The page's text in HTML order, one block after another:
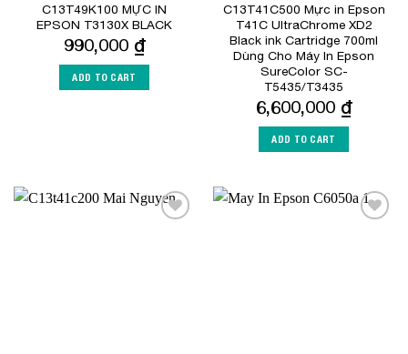
C13T49K100 MỰC IN
EPSON T3130X BLACK
990,000 ₫
ADD TO CART
C13T41C500 Mực in Epson
T41C UltraChrome XD2
Black ink Cartridge 700ml
Dùng Cho Máy In Epson
SureColor SC-
T5435/T3435
6,600,000 ₫
ADD TO CART